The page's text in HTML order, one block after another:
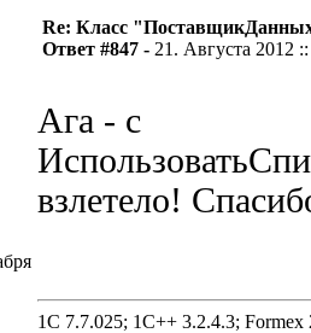
Re: Класс
Ответ #847 - 21. Августа 2012
Ага - с
взлетело!
1C 7.7.025; 1C++ 3.2.4.3; Formex